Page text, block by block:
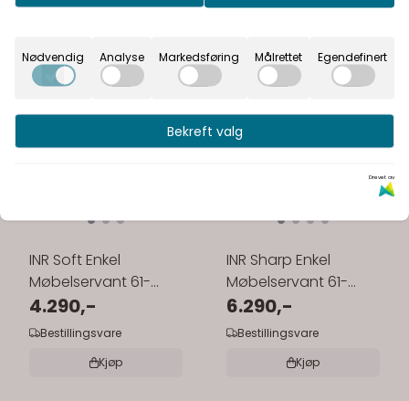
INR Soft Enkel
Møbelservant 61-
121 cm
4.290,-
Bestillingsvare
Kjøp
INR Sharp Enkel
Møbelservant 61-
121 cm
6.290,-
Bestillingsvare
Kjøp
Nødvendig Analyse Markedsføring Målrettet Egendefinert
Bekreft valg
Drevet av